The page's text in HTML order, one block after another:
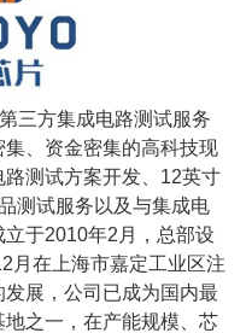
三方集成电路测试服务
、资金密集的高科技现
测试方案开发、12英寸
测试服务以及与集成电
于2010年2月，总部设
月在上海市嘉定工业区注
展，公司已成为国内最
之一，在产能规模、芯